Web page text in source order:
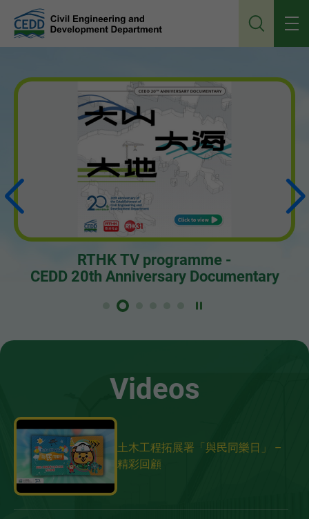
main
content
RTHK TV programme -
CEDD 20th Anniversary Documentary
Play Video
Videos
土木工程拓展署「與民同樂日」 –
精彩回顧